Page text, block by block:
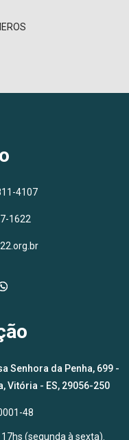
4107
1622
Senhora da Penha, 699 -
Vitória - ES, 29056-250
48
(segunda à sexta).